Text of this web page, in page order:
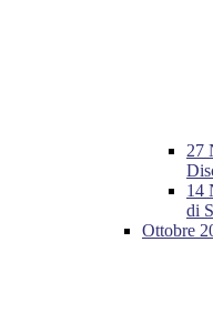
27
14
di
Ottobre